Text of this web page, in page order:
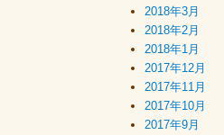
2018年3月
2018年2月
2018年1月
2017年12月
2017年11月
2017年10月
2017年9月